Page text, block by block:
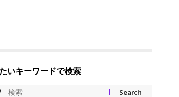
いキーワードで検索